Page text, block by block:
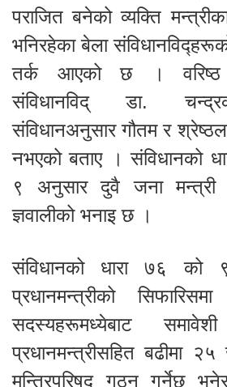
पराजित बनेको व्यक्ति
भनिरहेका बेला
तर्क आएको छ । वरिष्ठ
संविधानविद् डा.
संविधानअनुसार गौतम र
नभएको बताए । संविधानको
९ अनुसार दुवै जना मन्त्री
ज्ञवालीको भनाइ छ ।
संविधानको धारा ७६ को ९
प्रधानमन्त्रीको
सदस्यहरूमध्येबाट समावेशी
प्रधानमन्त्रीसहित बढीमा
मन्त्रिपरिषद् गठन गर्नेछ